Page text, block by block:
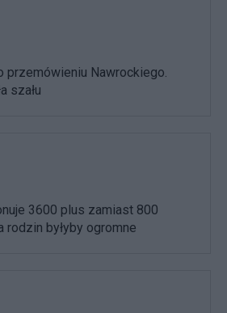
przemówieniu Nawrockiego.
szału
3600 plus zamiast 800
rodzin byłyby ogromne